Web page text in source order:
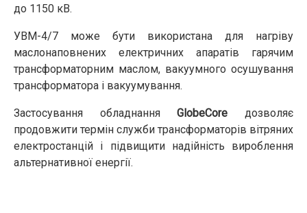
до 1150 кВ.
УВМ-4/7 може бути використана для нагріву
маслонаповнених електричних апаратів гарячим
трансформаторним маслом, вакуумного осушування
трансформатора і вакуумування.
Застосування обладнанняGlobeCore дозволяє
продовжити термін служби трансформаторів вітряних
електростанцій і підвищити надійність вироблення
альтернативної енергії.